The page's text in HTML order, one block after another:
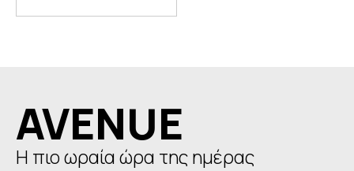
AVENUE
Η πιο ωραία ώρα της ημέρας